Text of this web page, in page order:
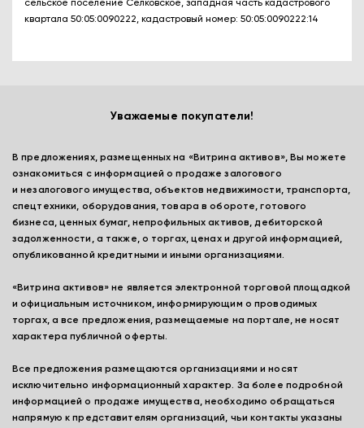
сельское поселение Селковское, западная часть кадастрового
квартала 50:05:0090222, кадастровый номер: 50:05:0090222:14
Уважаемые покупатели!
В предложениях, размещенных на «Витрина активов», Вы можете
ознакомиться с информацией о продаже залогового
и незалогового имущества, объектов недвижимости, транспорта,
спецтехники, оборудования, товара в обороте, готового
бизнеса, ценных бумаг, непрофильных активов, дебиторской
задолженности, а также, о торгах, ценах и другой информацией,
опубликованной кредитными и иными организациями.
«Витрина активов» не является электронной торговой площадкой
и официальным источником, информирующим о проводимых
торгах, а все предложения, размещаемые на портале, не носят
характера публичной оферты.
Все предложения размещаются организациями и носят
исключительно информационный характер. За более подробной
информацией о продаже имущества, необходимо обращаться
напрямую к представителям организаций, чьи контакты указаны